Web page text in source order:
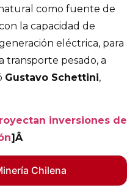
como fuente de
la capacidad de
eléctrica, para
transporte pesado, a
Gustavo Schettini,
inversiones de
]Â
Chilena